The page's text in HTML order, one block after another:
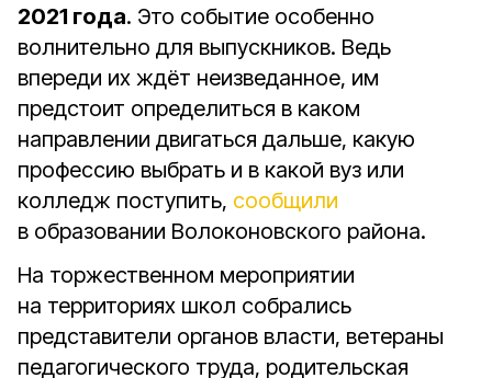
2021 года. Это событие особенно
волнительно для выпускников. Ведь
впереди их ждёт неизведанное, им
предстоит определиться в каком
направлении двигаться дальше, какую
профессию выбрать и в какой вуз или
колледж поступить, сообщили
в образовании Волоконовского района.
На торжественном мероприятии
на территориях школ собрались
представители органов власти, ветераны
педагогического труда, родительская